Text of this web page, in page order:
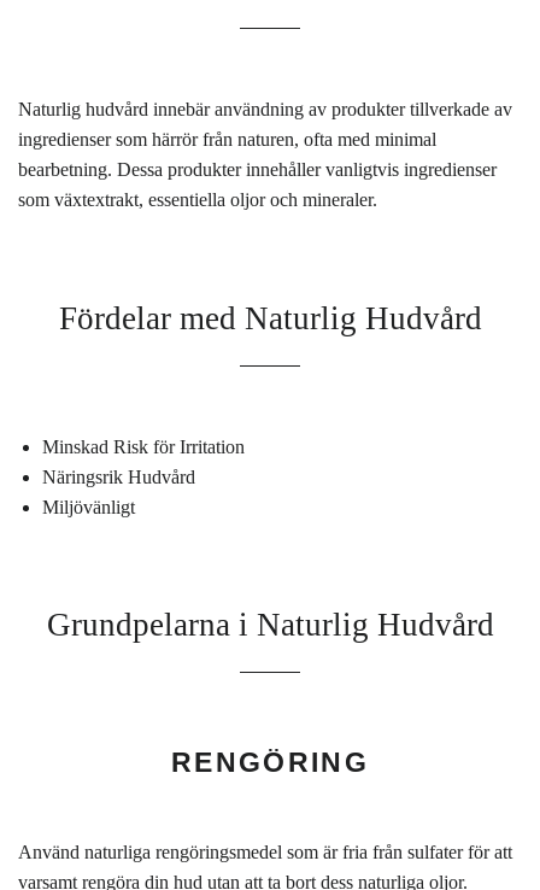
Naturlig hudvård innebär användning av produkter tillverkade av
ingredienser som härrör från naturen, ofta med minimal
bearbetning. Dessa produkter innehåller vanligtvis ingredienser
som växtextrakt, essentiella oljor och mineraler.
Fördelar med Naturlig Hudvård
Minskad Risk för Irritation
Näringsrik Hudvård
Miljövänligt
Grundpelarna i Naturlig Hudvård
RENGÖRING
Använd naturliga rengöringsmedel som är fria från sulfater för att
varsamt rengöra din hud utan att ta bort dess naturliga oljor.